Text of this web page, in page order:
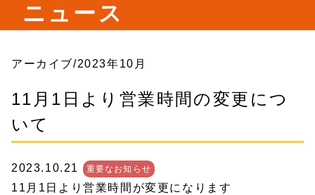
ニュース
アーカイブ/2023年10月
11月1日より営業時間の変更につ
いて
2023.10.21 重要なお知らせ
11月1日より営業時間が変更になります